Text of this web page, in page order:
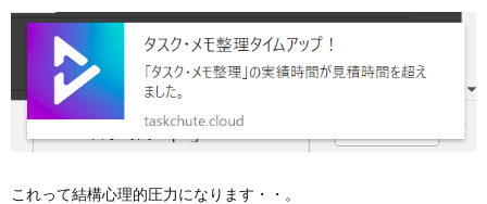
これって結構心理的圧力になります・・。